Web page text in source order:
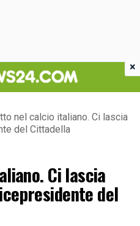
nel calcio italiano. Ci lascia
del Cittadella
Ci lascia
del
×